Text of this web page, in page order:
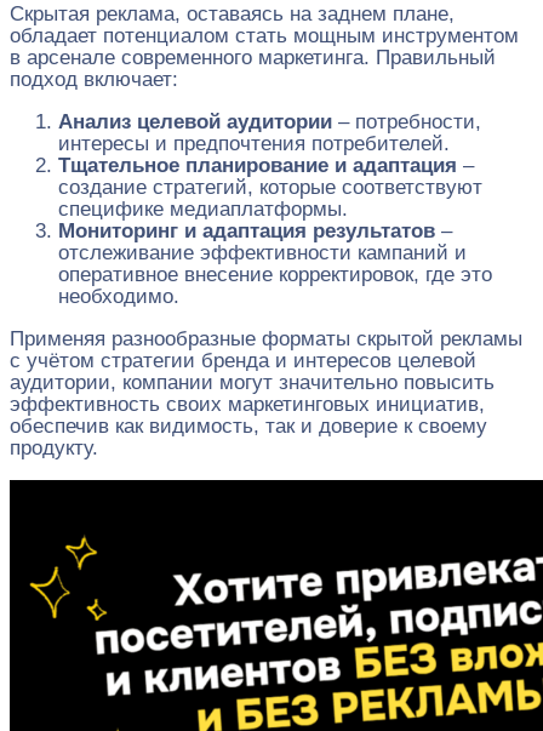
Скрытая реклама, оставаясь на заднем плане,
обладает потенциалом стать мощным инструментом
в арсенале современного маркетинга. Правильный
подход включает:
Анализ целевой аудитории – потребности,
интересы и предпочтения потребителей.
Тщательное планирование и адаптация –
создание стратегий, которые соответствуют
специфике медиаплатформы.
Мониторинг и адаптация результатов –
отслеживание эффективности кампаний и
оперативное внесение корректировок, где это
необходимо.
Применяя разнообразные форматы скрытой рекламы
с учётом стратегии бренда и интересов целевой
аудитории, компании могут значительно повысить
эффективность своих маркетинговых инициатив,
обеспечив как видимость, так и доверие к своему
продукту.